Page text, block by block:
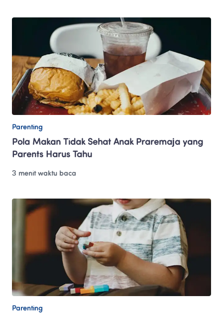
Parenting
Pola Makan Tidak Sehat Anak Praremaja yang
Parents Harus Tahu
3 menit waktu baca
Parenting